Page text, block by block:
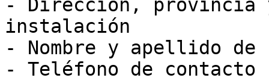
- Dirección, provincia
instalación
- Nombre y apellido
- Teléfono de contacto